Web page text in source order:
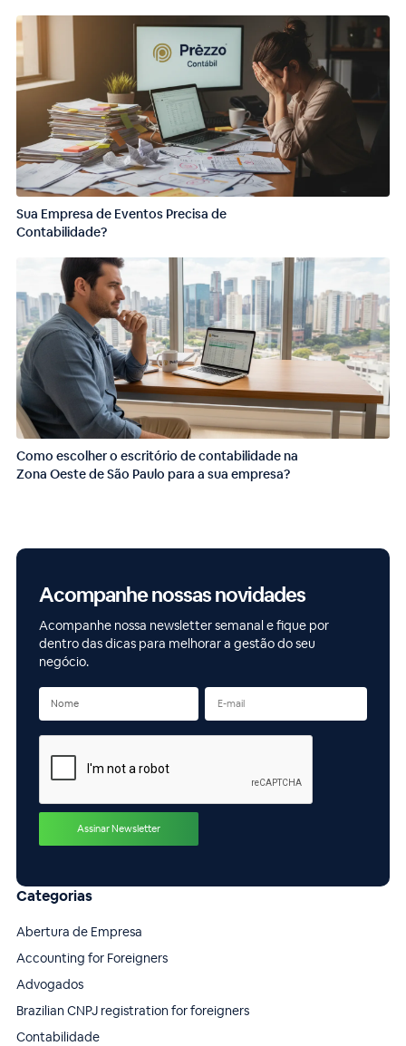
Sua Empresa de Eventos Precisa de
Contabilidade?
Como escolher o escritório de contabilidade na
Zona Oeste de São Paulo para a sua empresa?
Acompanhe nossas novidades
Acompanhe nossa newsletter semanal e fique por
dentro das dicas para melhorar a gestão do seu
negócio.
Categorias
Abertura de Empresa
Accounting for Foreigners
Advogados
Brazilian CNPJ registration for foreigners
Contabilidade